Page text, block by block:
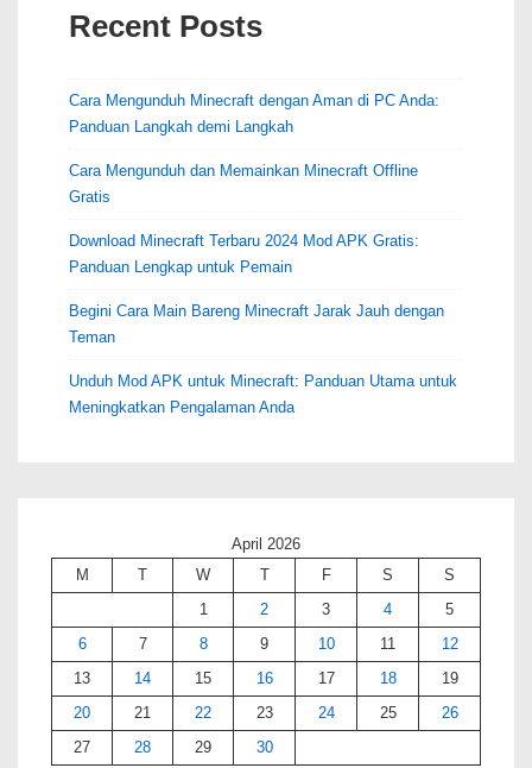
Recent Posts
Cara Mengunduh Minecraft dengan Aman di PC Anda:
Panduan Langkah demi Langkah
Cara Mengunduh dan Memainkan Minecraft Offline
Gratis
Download Minecraft Terbaru 2024 Mod APK Gratis:
Panduan Lengkap untuk Pemain
Begini Cara Main Bareng Minecraft Jarak Jauh dengan
Teman
Unduh Mod APK untuk Minecraft: Panduan Utama untuk
Meningkatkan Pengalaman Anda
April 2026
M
T W T F S
S
1
2 3 4
5
6
7 8 9 10 11
12
13
14 15 16 17 18
19
20
21 22 23 24 25
26
27
28 29 30